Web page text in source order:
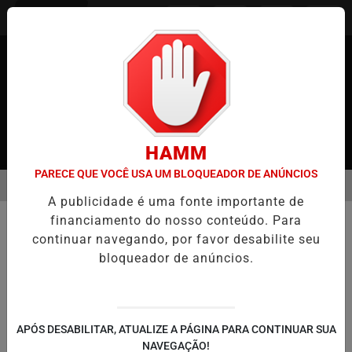
EM ALTA
MUNDO
Igreja Católica é acusada de
vender cerca de 30 mil recém-
acontecia com os bebês após o parto
HAMM
PARECE QUE VOCÊ USA UM BLOQUEADOR DE ANÚNCIOS
A publicidade é uma fonte importante de
financiamento do nosso conteúdo. Para
continuar navegando, por favor desabilite seu
bloqueador de anúncios.
APÓS DESABILITAR, ATUALIZE A PÁGINA PARA CONTINUAR SUA
NAVEGAÇÃO!